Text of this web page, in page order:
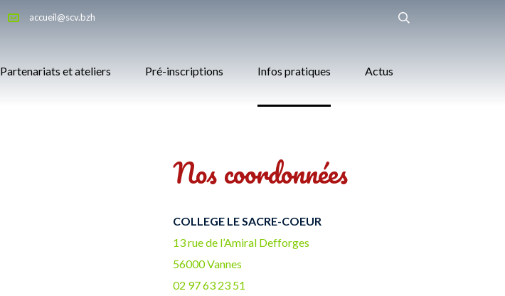
accueil@scv.bzh
Partenariats et ateliers Pré-inscriptions Infos pratiques Actus
Nos coordonnées
COLLEGE LE SACRE-COEUR
13 rue de l’Amiral Defforges
56000 Vannes
02 97 63 23 51